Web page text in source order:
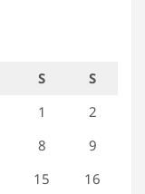
S
S
1
2
8
9
15
16